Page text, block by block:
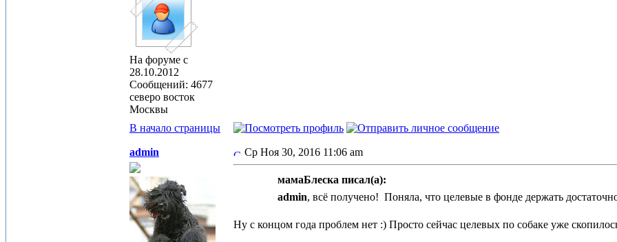
На форуме с
28.10.2012
Сообщений: 4677
северо восток
Москвы
В начало страницы
admin Ср Ноя 30, 2016 11:06 am
мамаБлеска писал(а):
admin, всё получено! Поняла, что целевые в фонде держать
Ну с концом года проблем нет :) Просто сейчас целевых по собаке уже